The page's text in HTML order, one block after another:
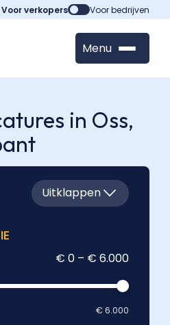
Voor verkopers Voor bedrijven
Menu
in Oss,
Uitklappen
€ 0 – € 6.000
€ 6.000